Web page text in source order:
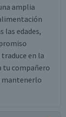
amplia
las edades,
en la
tu compañero
mantenerlo